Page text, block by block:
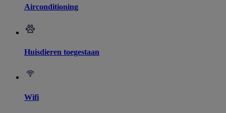
Airconditioning
Huisdieren toegestaan
Wifi